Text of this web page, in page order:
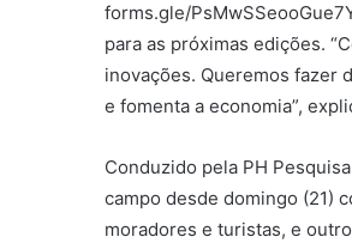
forms.gle/
para as próximas edições.
inovações. Queremos fazer
e fomenta a economia”,
Conduzido pela PH
campo desde domingo (21)
moradores e turistas, e